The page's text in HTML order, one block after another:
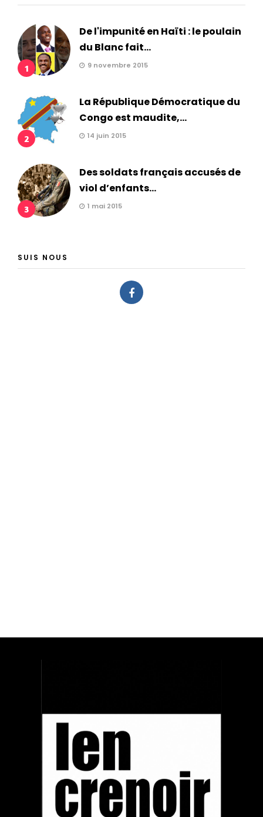
1
De l'impunité en Haïti : le poulain
du Blanc fait...
9 novembre 2015
2
La République Démocratique du
Congo est maudite,...
14 juin 2015
3
Des soldats français accusés de
viol d’enfants...
1 mai 2015
SUIS NOUS